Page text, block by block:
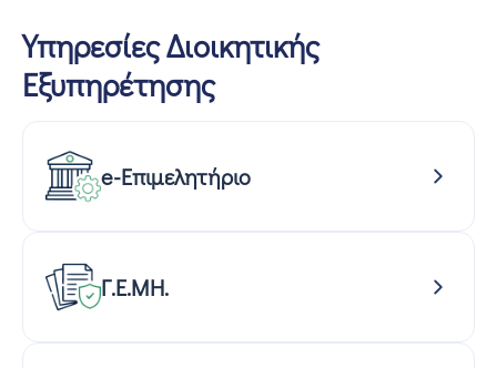
Υπηρεσίες Διοικητικής
Εξυπηρέτησης
e-Επιμελητήριο
Γ.Ε.ΜΗ.